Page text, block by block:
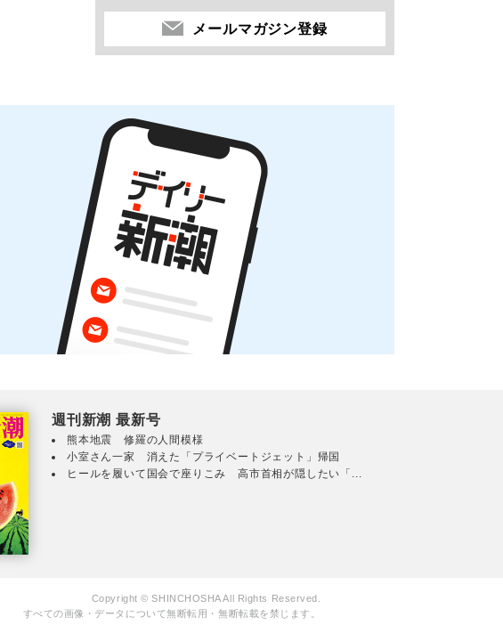
メールマガジン登録
週刊新潮 最新号
熊本地震 修羅の人間模様
小室さん一家 消えた「プライベートジェット」帰国
ヒールを履いて国会で座りこみ 高市首相が隠したい「...
Copyright © SHINCHOSHA All Rights Reserved.
すべての画像・データについて無断転用・無断転載を禁じます。